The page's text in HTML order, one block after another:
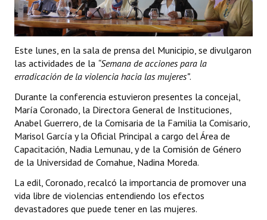
Carta Orgánica 2007
Reglamento Interno
Digesto
DOCUMENTOS
Informes de Gestión
Proyectos Presentados
Dictámenes Asesoría Letrada
Actas de Sesión
Este lunes, en la sala de prensa del Municipio, se divulgaron
las actividades de la “Semana de acciones para la
erradicación de la violencia hacia las mujeres”.
Durante la conferencia estuvieron presentes la concejal,
María Coronado, la Directora General de Instituciones,
Anabel Guerrero, de la Comisaria de la Familia la Comisario,
Marisol García y la Oficial Principal a cargo del Área de
Capacitación, Nadia Lemunau, y de la Comisión de Género
de la Universidad de Comahue, Nadina Moreda.
La edil, Coronado, recalcó la importancia de promover una
vida libre de violencias entendiendo los efectos
devastadores que puede tener en las mujeres.